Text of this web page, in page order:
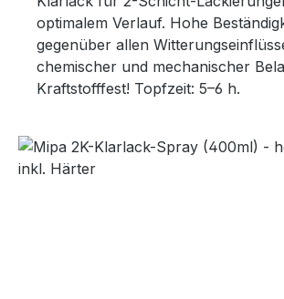
optimalem Verlauf. Hohe
gegenüber allen
chemischer und mechanischer
Kraftstofffest! Topfzeit: 5–6 h.
Bildergalerie überspringen